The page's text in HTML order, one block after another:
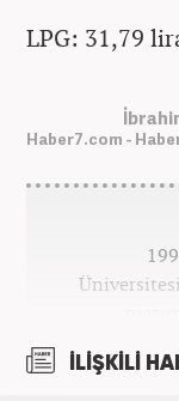
LPG: 31,79
Haber7.com -
İLİŞKİLİ